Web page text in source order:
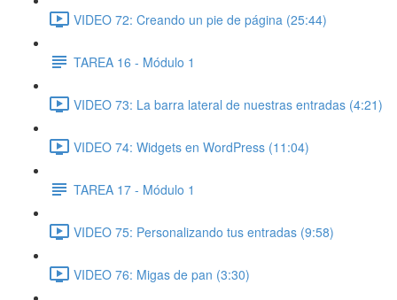
VIDEO 72: Creando un pie de página (25:44)
TAREA 16 - Módulo 1
VIDEO 73: La barra lateral de nuestras entradas (4:21)
VIDEO 74: Widgets en WordPress (11:04)
TAREA 17 - Módulo 1
VIDEO 75: Personalizando tus entradas (9:58)
VIDEO 76: Migas de pan (3:30)